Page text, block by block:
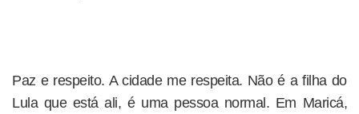
Paz e respeito. A cidade me respeita. Não é a filha do
Lula que está ali, é uma pessoa normal. Em Maricá,